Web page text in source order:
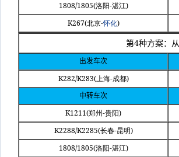
1808/1805(洛阳-湛江)
K267(北京-怀化)
第4种方案：从
出发车次
K282/K283(上海-成都)
中转车次
K1211(郑州-贵阳)
K2288/K2285(长春-昆明)
1808/1805(洛阳-湛江)